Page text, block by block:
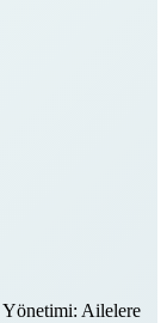
Yönetimi: Ailelere